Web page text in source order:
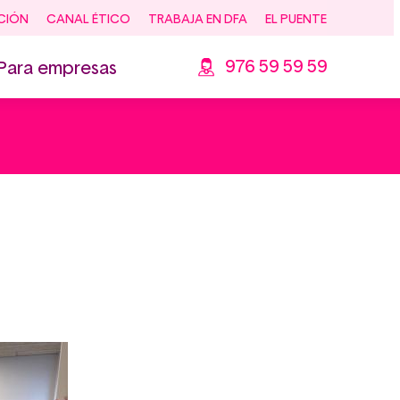
CANAL ÉTICO TRABAJA EN DFA EL PUENTE
Para empresas 976 59 59 59